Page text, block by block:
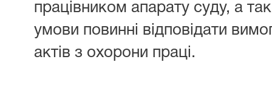
працівником апарату суду, а
умови повинні відповідати
актів з охорони праці.